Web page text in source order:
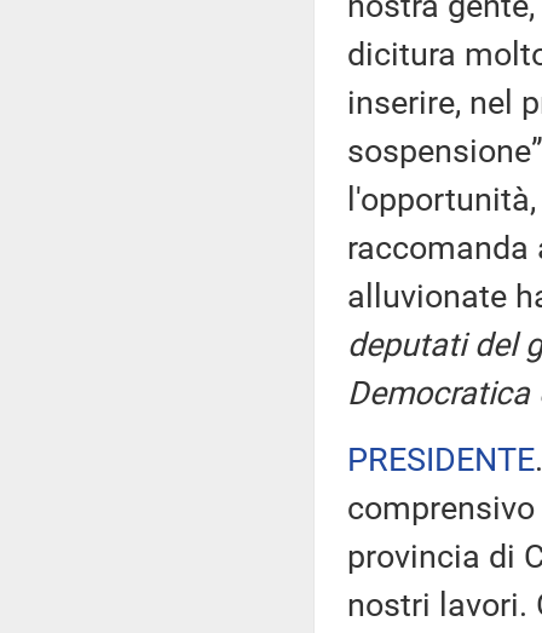
dicitura
inserire, nel
raccomanda
alluvionate
deputati del
PRESIDENTE
comprensivo
provincia di
nostri lavori.